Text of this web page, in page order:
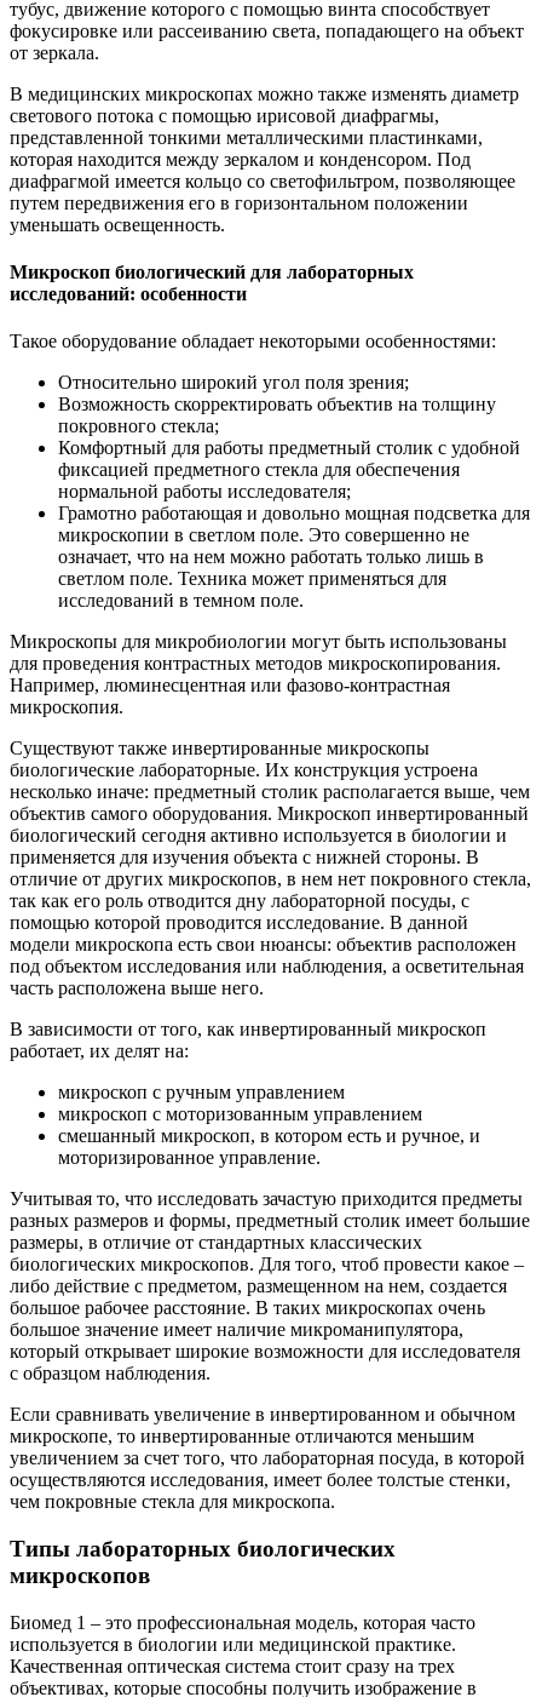
тубус, движение которого с помощью винта способствует
фокусировке или рассеиванию света, попадающего на объект
от зеркала.
В медицинских микроскопах можно также изменять диаметр
светового потока с помощью ирисовой диафрагмы,
представленной тонкими металлическими пластинками,
которая находится между зеркалом и конденсором. Под
диафрагмой имеется кольцо со светофильтром, позволяющее
путем передвижения его в горизонтальном положении
уменьшать освещенность.
Микроскоп биологический для лабораторных
исследований: особенности
Такое оборудование обладает некоторыми особенностями:
Относительно широкий угол поля зрения;
Возможность скорректировать объектив на толщину
покровного стекла;
Комфортный для работы предметный столик с удобной
фиксацией предметного стекла для обеспечения
нормальной работы исследователя;
Грамотно работающая и довольно мощная подсветка для
микроскопии в светлом поле. Это совершенно не
означает, что на нем можно работать только лишь в
светлом поле. Техника может применяться для
исследований в темном поле.
Микроскопы для микробиологии могут быть использованы
для проведения контрастных методов микроскопирования.
Например, люминесцентная или фазово-контрастная
микроскопия.
Существуют также инвертированные микроскопы
биологические лабораторные. Их конструкция устроена
несколько иначе: предметный столик располагается выше, чем
объектив самого оборудования. Микроскоп инвертированный
биологический сегодня активно используется в биологии и
применяется для изучения объекта с нижней стороны. В
отличие от других микроскопов, в нем нет покровного стекла,
так как его роль отводится дну лабораторной посуды, с
помощью которой проводится исследование. В данной
модели микроскопа есть свои нюансы: объектив расположен
под объектом исследования или наблюдения, а осветительная
часть расположена выше него.
В зависимости от того, как инвертированный микроскоп
работает, их делят на:
микроскоп с ручным управлением
микроскоп с моторизованным управлением
смешанный микроскоп, в котором есть и ручное, и
моторизированное управление.
Учитывая то, что исследовать зачастую приходится предметы
разных размеров и формы, предметный столик имеет большие
размеры, в отличие от стандартных классических
биологических микроскопов. Для того, чтоб провести какое –
либо действие с предметом, размещенном на нем, создается
большое рабочее расстояние. В таких микроскопах очень
большое значение имеет наличие микроманипулятора,
который открывает широкие возможности для исследователя
с образцом наблюдения.
Если сравнивать увеличение в инвертированном и обычном
микроскопе, то инвертированные отличаются меньшим
увеличением за счет того, что лабораторная посуда, в которой
осуществляются исследования, имеет более толстые стенки,
чем покровные стекла для микроскопа.
Типы лабораторных биологических
микроскопов
Биомед 1 – это профессиональная модель, которая часто
используется в биологии или медицинской практике.
Качественная оптическая система стоит сразу на трех
объективах, которые способны получить изображение в